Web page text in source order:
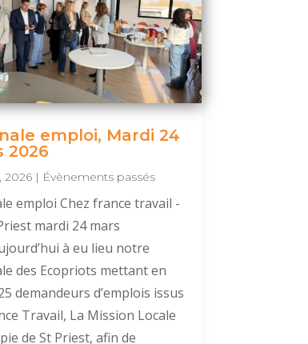
emploi, Mardi 24
2026
2026| Évènements passés
emploi Chez france travail -
mardi 24 mars
à eu lieu notre
des Ecopriots mettant en
demandeurs d’emplois issus
Travail, La Mission Locale
de St Priest, afin de